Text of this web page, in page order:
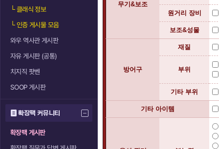
└클래식 정보
└인증 게시물 모음
와우 역사관 게시판
자유 게시판 (공통)
치지직 팟벤
SOOP 게시판
확장팩 커뮤니티
확장팩 게시판
무기&보조
원거리 장비
보조&성물
방어구
재질
부위
기타 부위
기타 아이템